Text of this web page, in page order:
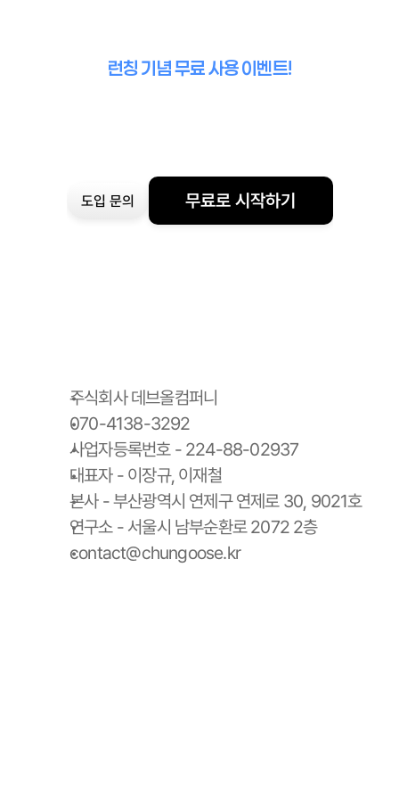
런칭 기념 무료 사용 이벤트!
도입 문의 무료로 시작하기
주식회사 데브올컴퍼니
070-4138-3292
사업자등록번호 - 224-88-02937
대표자 - 이장규, 이재철
본사 - 부산광역시 연제구 연제로 30, 9021호
연구소 - 서울시 남부순환로 2072 2층
contact@chungoose.kr